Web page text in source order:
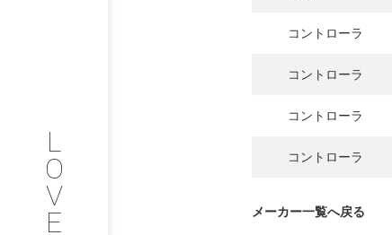
L
O
V
E
COMPANY
PROFILE
SERVICE
コントローラ
コントローラ
コントローラ
コントローラ
メーカー一覧へ戻る